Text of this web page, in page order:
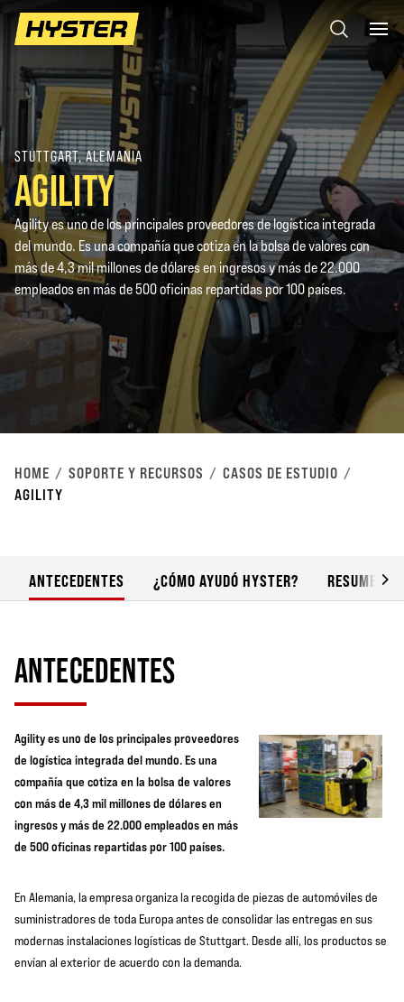
STUTTGART, ALEMANIA
AGILITY
Agility es uno de los principales proveedores de logística integrada
del mundo. Es una compañía que cotiza en la bolsa de valores con
más de 4,3 mil millones de dólares en ingresos y más de 22.000
empleados en más de 500 oficinas repartidas por 100 países.
HOME SOPORTE Y RECURSOS
CASOS DE ESTUDIO
AGILITY
ANTECEDENTES ¿CÓMO AYUDÓ HYSTER? RESUMEN
ANTECEDENTES
Agility es uno de los principales proveedores
de logística integrada del mundo. Es una
compañía que cotiza en la bolsa de valores
con más de 4,3 mil millones de dólares en
ingresos y más de 22.000 empleados en más
de 500 oficinas repartidas por 100 países.
En Alemania, la empresa organiza la recogida de piezas de automóviles de
suministradores de toda Europa antes de consolidar las entregas en sus
modernas instalaciones logísticas de Stuttgart. Desde allí, los productos se
envían al exterior de acuerdo con la demanda.